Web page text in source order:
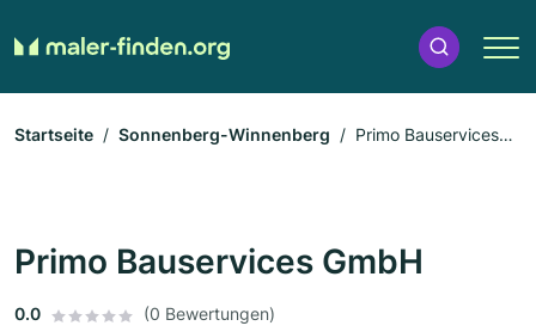
Startseite Sonnenberg-Winnenberg
Primo Bauservices
Primo Bauservices GmbH
0.0 (0 Bewertungen)